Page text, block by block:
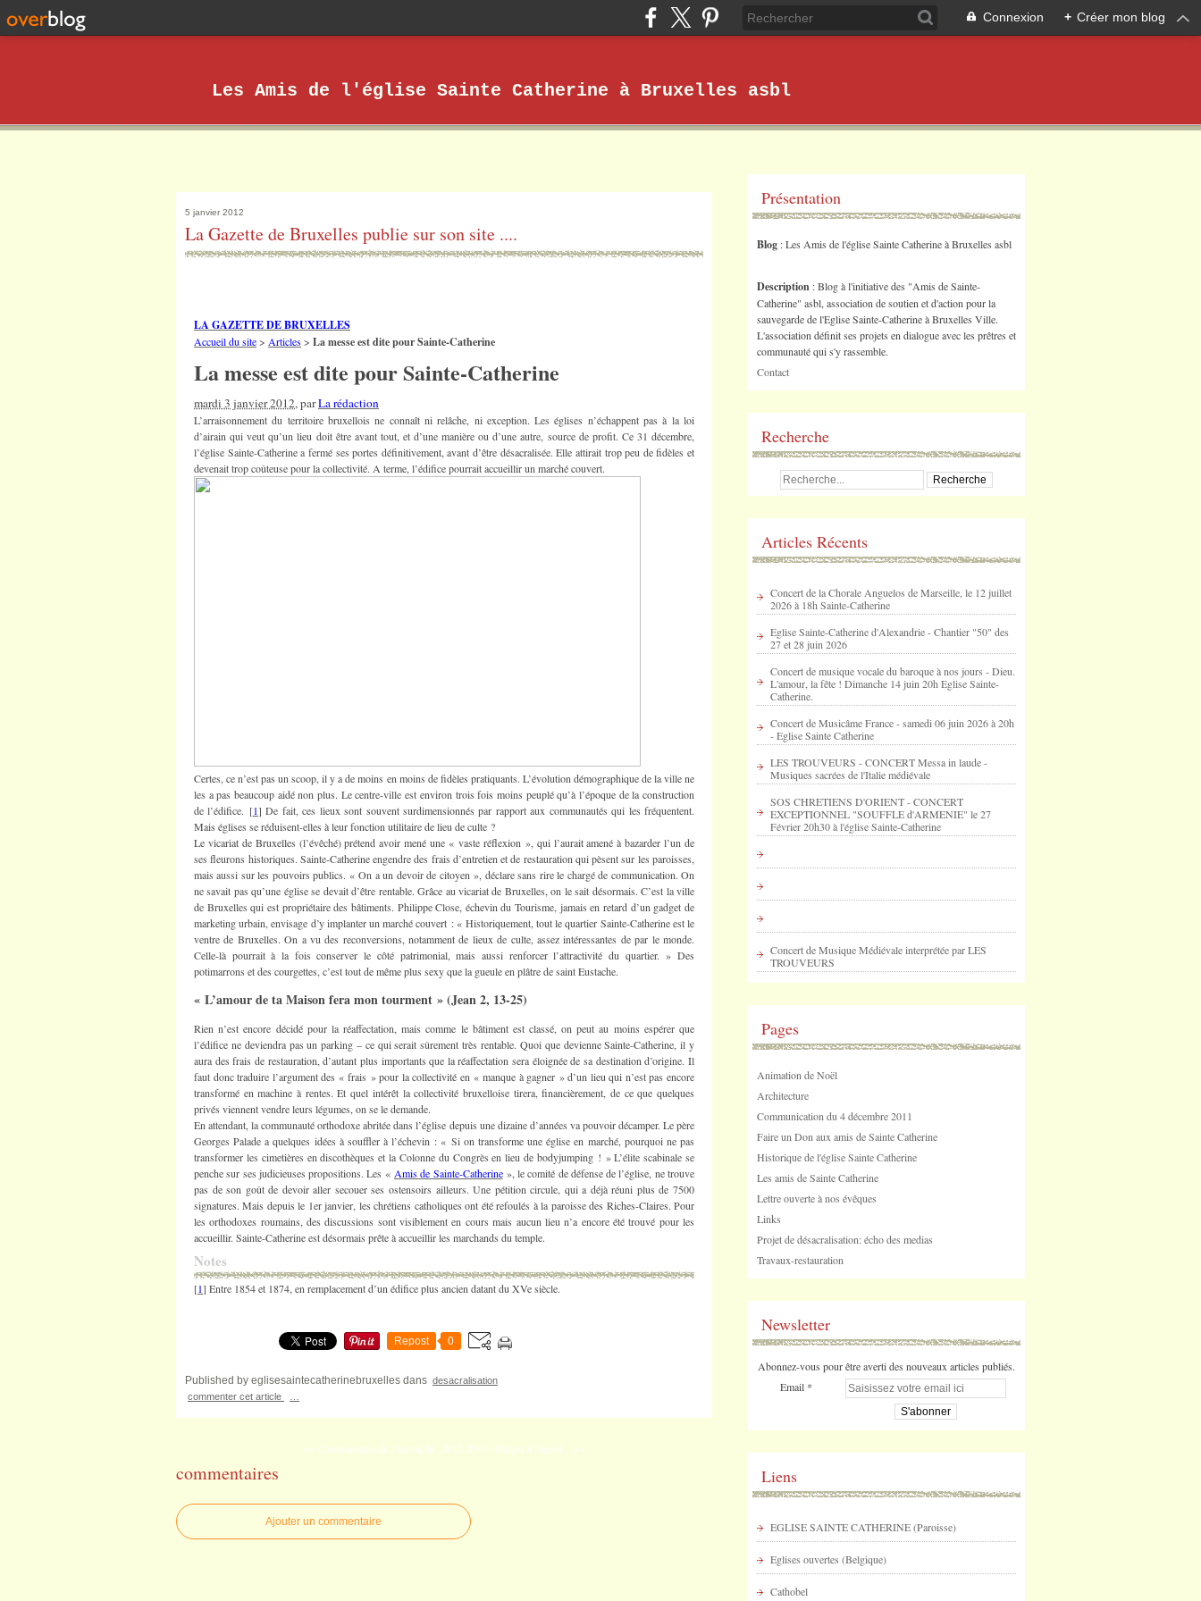
Connexion + Créer mon blog
Les Amis de l'église Sainte Catherine à Bruxelles asbl
5 janvier 2012
La Gazette de Bruxelles publie sur son site ....
LA GAZETTE DE BRUXELLES
Accueil du site> Articles> La messe est dite pour Sainte-Catherine
La messe est dite pour Sainte-Catherine
mardi 3 janvier 2012, parLa rédaction
L’arraisonnement du territoire bruxellois ne connaît ni relâche, ni exception. Les églises n’échappent pas à la loi
d’airain qui veut qu’un lieu doit être avant tout, et d’une manière ou d’une autre, source de profit. Ce 31 décembre,
l’église Sainte-Catherine a fermé ses portes définitivement, avant d’être désacralisée. Elle attirait trop peu de fidèles et
devenait trop coûteuse pour la collectivité. A terme, l’édifice pourrait accueillir un marché couvert.
Certes, ce n’est pas un scoop, il y a de moins en moins de fidèles pratiquants. L’évolution démographique de la ville ne
les a pas beaucoup aidé non plus. Le centre-ville est environ trois fois moins peuplé qu’à l’époque de la construction
de l’édifice. [1] De fait, ces lieux sont souvent surdimensionnés par rapport aux communautés qui les fréquentent.
Mais églises se réduisent-elles à leur fonction utilitaire de lieu de culte ?
Le vicariat de Bruxelles (l’évêché) prétend avoir mené une « vaste réflexion », qui l’aurait amené à bazarder l’un de
ses fleurons historiques. Sainte-Catherine engendre des frais d’entretien et de restauration qui pèsent sur les paroisses,
mais aussi sur les pouvoirs publics. « On a un devoir de citoyen », déclare sans rire le chargé de communication. On
ne savait pas qu’une église se devait d’être rentable. Grâce au vicariat de Bruxelles, on le sait désormais. C’est la ville
de Bruxelles qui est propriétaire des bâtiments. Philippe Close, échevin du Tourisme, jamais en retard d’un gadget de
marketing urbain, envisage d’y implanter un marché couvert : « Historiquement, tout le quartier Sainte-Catherine est le
ventre de Bruxelles. On a vu des reconversions, notamment de lieux de culte, assez intéressantes de par le monde.
Celle-là pourrait à la fois conserver le côté patrimonial, mais aussi renforcer l’attractivité du quartier. » Des
potimarrons et des courgettes, c’est tout de même plus sexy que la gueule en plâtre de saint Eustache.
« L’amour de ta Maison fera mon tourment » (Jean 2, 13-25)
Rien n’est encore décidé pour la réaffectation, mais comme le bâtiment est classé, on peut au moins espérer que
l’édifice ne deviendra pas un parking – ce qui serait sûrement très rentable. Quoi que devienne Sainte-Catherine, il y
aura des frais de restauration, d’autant plus importants que la réaffectation sera éloignée de sa destination d’origine. Il
faut donc traduire l’argument des « frais » pour la collectivité en « manque à gagner » d’un lieu qui n’est pas encore
transformé en machine à rentes. Et quel intérêt la collectivité bruxelloise tirera, financièrement, de ce que quelques
privés viennent vendre leurs légumes, on se le demande.
En attendant, la communauté orthodoxe abritée dans l’église depuis une dizaine d’années va pouvoir décamper. Le père
Georges Palade a quelques idées à souffler à l’échevin : « Si on transforme une église en marché, pourquoi ne pas
transformer les cimetières en discothèques et la Colonne du Congrès en lieu de bodyjumping ! » L’élite scabinale se
penche sur ses judicieuses propositions. Les « Amis de Sainte-Catherine», le comité de défense de l’église, ne trouve
pas de son goût de devoir aller secouer ses ostensoirs ailleurs. Une pétition circule, qui a déjà réuni plus de 7500
signatures. Mais depuis le 1er janvier, les chrétiens catholiques ont été refoulés à la paroisse des Riches-Claires. Pour
les orthodoxes roumains, des discussions sont visiblement en cours mais aucun lieu n’a encore été trouvé pour les
accueillir. Sainte-Catherine est désormais prête à accueillir les marchands du temple.
Notes
[1] Entre 1854 et 1874, en remplacement d’un édifice plus ancien datant du XVe siècle.
Repost 0
Published by eglisesaintecatherinebruxelles dans desacralisation
commenter cet article
<< Communique du vicariat de... RTL TVI - Images a l'appui... >>
commentaires
Ajouter un commentaire
Présentation
Blog : Les Amis de l'église Sainte Catherine à Bruxelles asbl
Description : Blog à l'initiative des "Amis de Sainte-
Catherine" asbl, association de soutien et d'action pour la
sauvegarde de l'Eglise Sainte-Catherine à Bruxelles Ville.
L'association définit ses projets en dialogue avec les prêtres et
communauté qui s'y rassemble.
Contact
Recherche
Articles Récents
Concert de la Chorale Anguelos de Marseille, le 12 juillet
2026 à 18h Sainte-Catherine
Eglise Sainte-Catherine d'Alexandrie - Chantier "50" des
27 et 28 juin 2026
Concert de musique vocale du baroque à nos jours - Dieu.
L'amour, la fête ! Dimanche 14 juin 20h Eglise Sainte-
Catherine.
Concert de Musicâme France - samedi 06 juin 2026 à 20h
- Eglise Sainte Catherine
LES TROUVEURS - CONCERT Messa in laude -
Musiques sacrées de l'Italie médiévale
SOS CHRETIENS D'ORIENT - CONCERT
EXCEPTIONNEL "SOUFFLE d'ARMENIE" le 27
Février 20h30 à l'église Sainte-Catherine
Concert de Musique Médiévale interprétée par LES
TROUVEURS
Pages
Animation de Noël
Architecture
Communication du 4 décembre 2011
Faire un Don aux amis de Sainte Catherine
Historique de l'église Sainte Catherine
Les amis de Sainte Catherine
Lettre ouverte à nos évêques
Links
Projet de désacralisation: écho des medias
Travaux-restauration
Newsletter
Abonnez-vous pour être averti des nouveaux articles publiés.
Email
Liens
EGLISE SAINTE CATHERINE (Paroisse)
Eglises ouvertes (Belgique)
Cathobel